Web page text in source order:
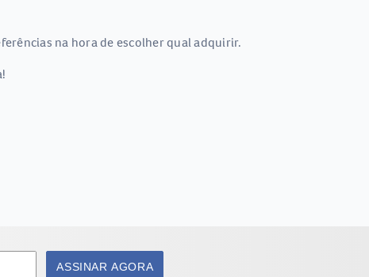
na hora de escolher qual adquirir.
ASSINAR AGORA